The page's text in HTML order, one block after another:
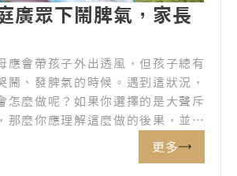
廣眾下鬧脾氣，家長
應會帶孩子外出透風，但孩子總有
鬧、發脾氣的時候。遇到這狀況，
怎麼做呢？如果你選擇的是大聲斥
那麼你應理解這麼做的後果，並在
更多